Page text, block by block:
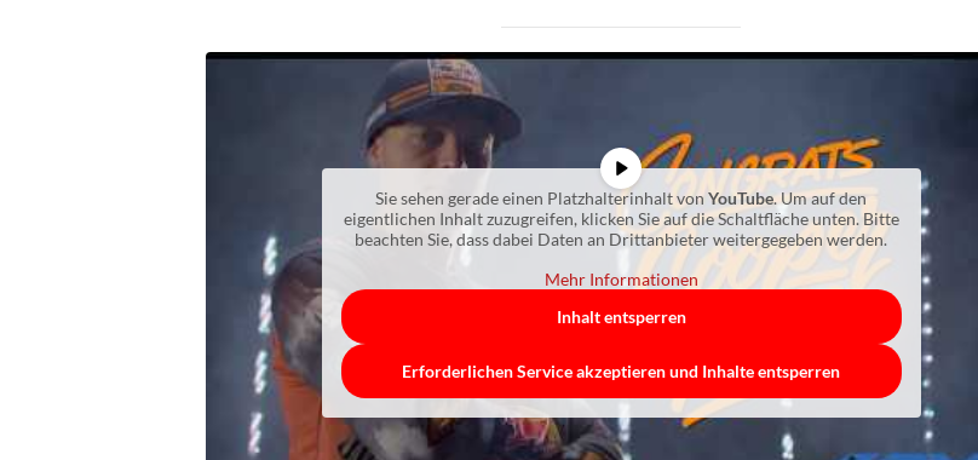
Sie sehen gerade einen Platzhalterinhalt vonYouTube. Um auf den
eigentlichen Inhalt zuzugreifen, klicken Sie auf die Schaltfläche unten. Bitte
beachten Sie, dass dabei Daten an Drittanbieter weitergegeben werden.
Mehr Informationen
Inhalt entsperren
Erforderlichen Service akzeptieren und Inhalte entsperren